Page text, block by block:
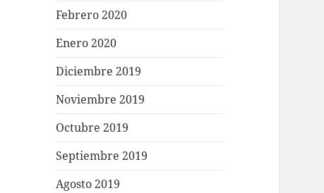
Febrero 2020
Enero 2020
Diciembre 2019
Noviembre 2019
Octubre 2019
Septiembre 2019
Agosto 2019